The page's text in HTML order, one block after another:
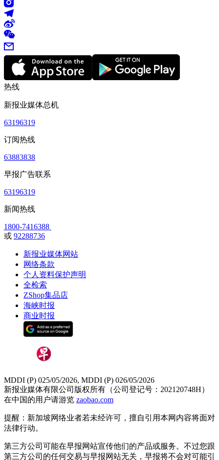
热线
新报业媒体总机
63196319
订阅热线
63883838
早报广告联系
63196319
新闻热线
1800-7416388
或 92288736
新报业媒体网站
网络条款
个人资料保护声明
全检索
ZShop集品店
海峡时报
商业时报
MDDI (P) 025/05/2026, MDDI (P) 026/05/2026
新报业媒体有限公司版权所有（公司登记号：202120748H）
在中国的用户请游览 zaobao.com
提醒：新加坡网络业者若未经许可，擅自引用本网内容将面对
法律行动。
第三方公司可能在早报网站宣传他们的产品或服务。不过您跟
第三方公司的任何交易与早报网站无关，早报将不会对可能引